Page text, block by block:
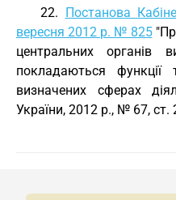
22. Постанова
вересня 2012 р. № 825
центральних органів
покладаються функції
визначених сферах
України, 2012 р., № 67, ст.